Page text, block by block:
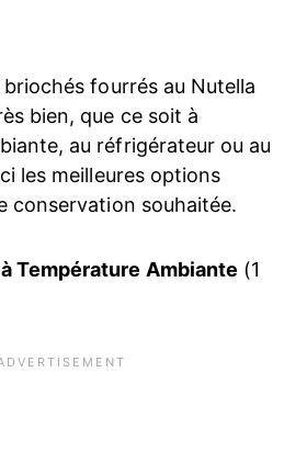
fourrés au Nutella
bien, que ce soit à
au réfrigérateur ou au
les meilleures options
conservation souhaitée.
Température Ambiante (1